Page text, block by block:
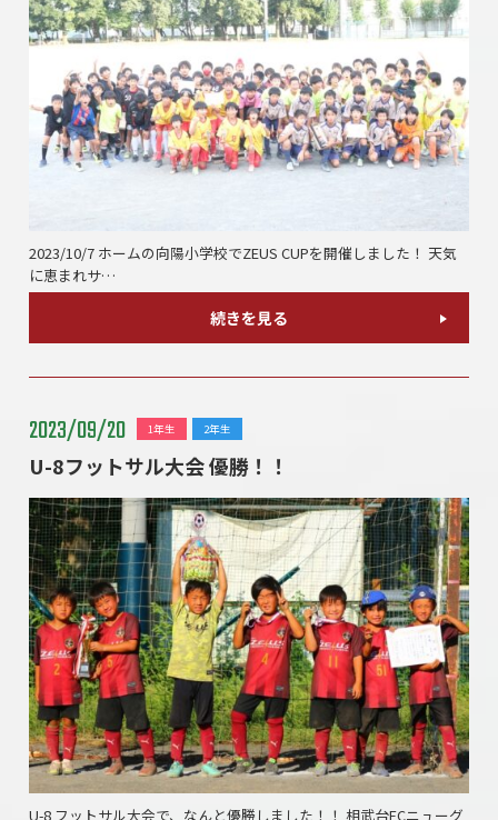
2023/10/7 ホームの向陽小学校でZEUS CUPを開催しました！ 天気
に恵まれサ…
続きを見る
2023/09/20 1年生 2年生
U-8フットサル大会 優勝！！
U-8 フットサル大会で、なんと優勝しました！！ 相武台FCニューグ